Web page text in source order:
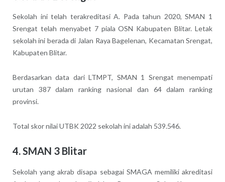
Sekolah ini telah terakreditasi A. Pada tahun 2020, SMAN 1
Srengat telah menyabet 7 piala OSN Kabupaten Blitar. Letak
sekolah ini berada di Jalan Raya Bagelenan, Kecamatan Srengat,
Kabupaten Blitar.
Berdasarkan data dari LTMPT, SMAN 1 Srengat menempati
urutan 387 dalam ranking nasional dan 64 dalam ranking
provinsi.
Total skor nilai UTBK 2022 sekolah ini adalah 539.546.
4. SMAN 3 Blitar
Sekolah yang akrab disapa sebagai SMAGA memiliki akreditasi